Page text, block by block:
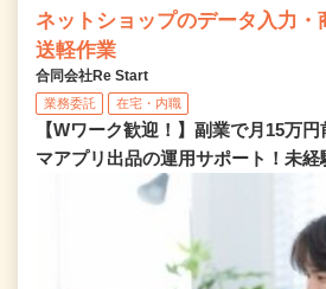
ネットショップのデータ入力・
送軽作業
合同会社Re Start
業務委託 在宅・内職
【Wワーク歓迎！】副業で月15万
マアプリ出品の運用サポート！未経